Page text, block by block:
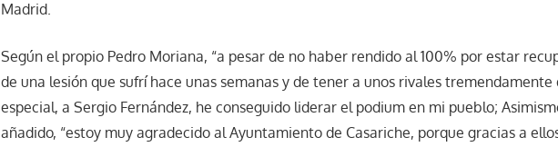
Madrid.
Según el propio Pedro Moriana, “a pesar de no haber rendido al 100% por estar
de una lesión que sufrí hace unas semanas y de tener a unos rivales tremendamente
especial, a Sergio Fernández, he conseguido liderar el podium en mi pueblo;
añadido, “estoy muy agradecido al Ayuntamiento de Casariche, porque gracias a